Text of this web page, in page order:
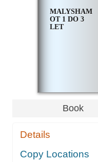
MALYSHAM
OT 1 DO 3
LET
Book
Details
Copy Locations